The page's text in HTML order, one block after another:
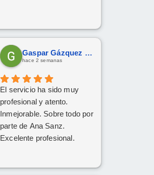
Gaspar Gázquez Galera
hace 2 semanas
El servicio ha sido muy
profesional y atento.
Inmejorable. Sobre todo por
parte de Ana Sanz.
Excelente profesional.